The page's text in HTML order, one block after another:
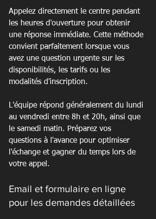
Appelez directement le centre pendant
les heures d'ouverture pour obtenir
une réponse immédiate. Cette méthode
convient parfaitement lorsque vous
avez une question urgente sur les
disponibilités, les tarifs ou les
modalités d'inscription.
L'équipe répond généralement du lundi
au vendredi entre 8h et 20h, ainsi que
le samedi matin. Préparez vos
questions à l'avance pour optimiser
l'échange et gagner du temps lors de
votre appel.
Email et formulaire en ligne
pour les demandes détaillées